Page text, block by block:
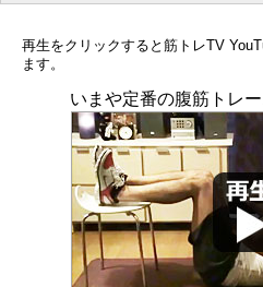
再生をクリックすると筋トレTV
ます。
いまや定番の腹筋トレ